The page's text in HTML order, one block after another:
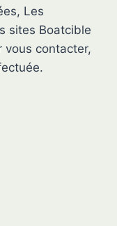
Les
sites Boatcible
vous contacter,